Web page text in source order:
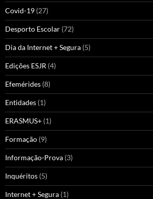
Covid-19 (27)
Desporto Escolar (72)
Dia da Internet + Segura (5)
Edições ESJR (4)
Efemérides (8)
Entidades (1)
ERASMUS+ (1)
Formação (9)
Informação-Prova (3)
Inquéritos (5)
Internet + Segura (1)